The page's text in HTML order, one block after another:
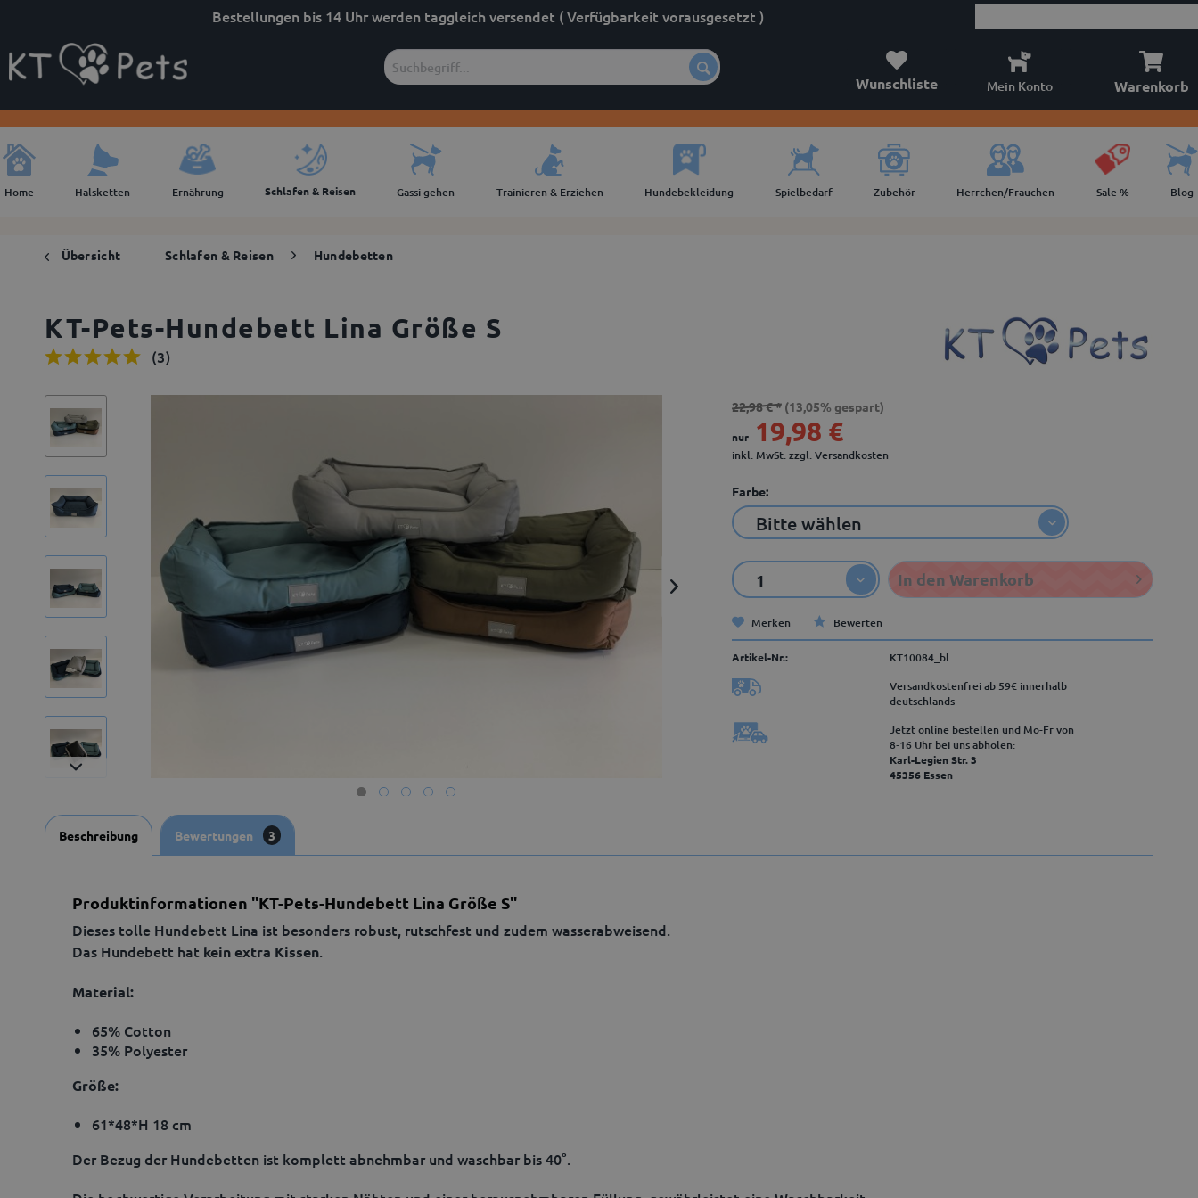
Bestellungen bis 14 Uhr werden taggleich versendet ( Verfügbarkeit vorausgesetzt )
Wunschliste Mein Konto Warenkorb
Home Halsketten Ernährung Schlafen & Reisen Gassi gehen Trainieren & Erziehen Hundebekleidung Spielbedarf Zubehör Herrchen/Frauchen Sale % Blog
Übersicht Schlafen & Reisen Hundebetten
KT-Pets-Hundebett Lina Größe S
(3)
22,98 € * (13,05% gespart)
nur 19,98 €
inkl. MwSt.zzgl. Versandkosten
Farbe:
In den Warenkorb
Merken Bewerten
Artikel-Nr.:
KT10084_bl
Versandkostenfrei ab 59€ innerhalb
deutschlands
Jetzt online bestellen und Mo-Fr von
8‑16 Uhr bei uns abholen:
Karl-Legien Str. 3
45356 Essen
Beschreibung Bewertungen 3
Produktinformationen "KT-Pets-Hundebett Lina Größe S"
Dieses tolle Hundebett Lina ist besonders robust, rutschfest und zudem wasserabweisend.
Das Hundebett hat kein extra Kissen.
Material:
65% Cotton
35% Polyester
Größe:
61*48*H 18 cm
Der Bezug der Hundebetten ist komplett abnehmbar und waschbar bis 40°.